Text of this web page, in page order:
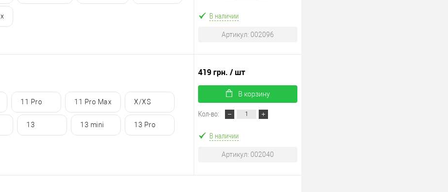
В наличии
Артикул: 002096
11 Pro 11 Pro Max X/XS
13 13 mini 13 Pro
419 грн. / шт
В корзину
Кол-во:
В наличии
Артикул: 002040